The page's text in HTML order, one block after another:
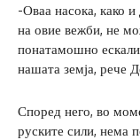
-Оваа насока, како и
на овие вежби, не
понатамошно
нашата земја, рече
Според него, во
руските сили, нема